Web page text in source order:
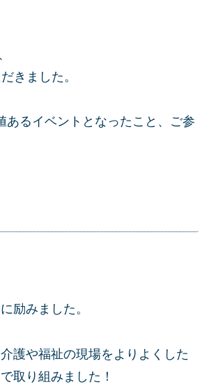
きました。
るイベントとなったこと、ご参
励みました。
護や福祉の現場をよりよくした
取り組みました！